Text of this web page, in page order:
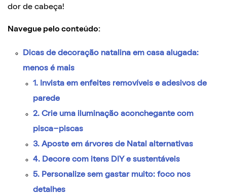
dor de cabeça!
Navegue pelo conteúdo:
Dicas de decoração natalina em casa alugada:
menos é mais
1. Invista em enfeites removíveis e adesivos de
parede
2. Crie uma iluminação aconchegante com
pisca-piscas
3. Aposte em árvores de Natal alternativas
4. Decore com itens DIY e sustentáveis
5. Personalize sem gastar muito: foco nos
detalhes